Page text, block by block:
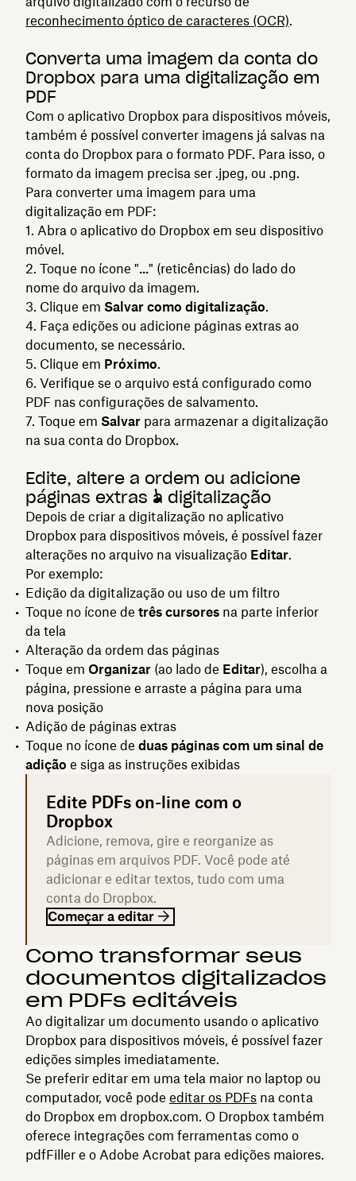
reconhecimento óptico de caracteres (OCR).
Converta uma imagem da conta do
Dropbox para uma digitalização em
PDF
Com o aplicativo Dropbox para dispositivos móveis,
também é possível converter imagens já salvas na
conta do Dropbox para o formato PDF. Para isso, o
formato da imagem precisa ser .jpeg, ou .png.
Para converter uma imagem para uma
digitalização em PDF:
Abra o aplicativo do Dropbox em seu dispositivo
móvel.
Toque no ícone "..." (reticências) do lado do
nome do arquivo da imagem.
Clique em Salvar como digitalização.
Faça edições ou adicione páginas extras ao
documento, se necessário.
Clique em Próximo.
Verifique se o arquivo está configurado como
PDF nas configurações de salvamento.
Toque em Salvar para armazenar a digitalização
na sua conta do Dropbox.
Edite, altere a ordem ou adicione
páginas extras à digitalização
Depois de criar a digitalização no aplicativo
Dropbox para dispositivos móveis, é possível fazer
alterações no arquivo na visualização Editar.
Por exemplo:
Edição da digitalização ou uso de um filtro
Toque no ícone de três cursores na parte inferior
da tela
Alteração da ordem das páginas
Toque em Organizar (ao lado de Editar), escolha a
página, pressione e arraste a página para uma
nova posição
Adição de páginas extras
Toque no ícone de duas páginas com um sinal de
adição e siga as instruções exibidas
Edite PDFs on-line com o
Dropbox
Adicione, remova, gire e reorganize as
páginas em arquivos PDF. Você pode até
adicionar e editar textos, tudo com uma
conta do Dropbox.
Começar a editar
Como transformar seus
documentos digitalizados
em PDFs editáveis
Ao digitalizar um documento usando o aplicativo
Dropbox para dispositivos móveis, é possível fazer
edições simples imediatamente.
Se preferir editar em uma tela maior no laptop ou
computador, você pode editar os PDFs na conta
do Dropbox em dropbox.com. O Dropbox também
oferece integrações com ferramentas como o
pdfFiller e o Adobe Acrobat para edições maiores.